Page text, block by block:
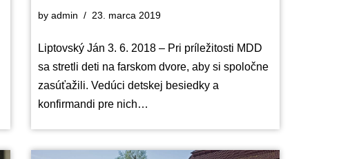
by admin 23. marca 2019
Liptovský Ján 3. 6. 2018 – Pri príležitosti MDD
sa stretli deti na farskom dvore, aby si spoločne
zasúťažili. Vedúci detskej besiedky a
konfirmandi pre nich…